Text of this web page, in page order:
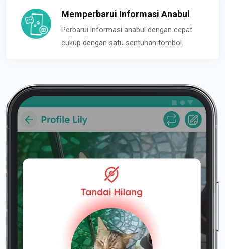
Memperbarui Informasi Anabul
Perbarui informasi anabul dengan cepat
cukup dengan satu sentuhan tombol.